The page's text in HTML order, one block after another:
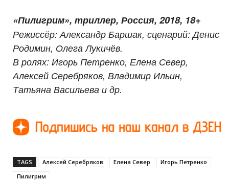
«Пилигрим», триллер, Россия, 2018, 18+
Режиссёр: Александр Баршак, сценарий: Денис
Родимин, Олега Лукичёв.
В ролях: Игорь Петренко, Елена Север,
Алексей Серебряков, Владимир Ильин,
Татьяна Васильева и др.
TAGS Алексей Серебряков Елена Север
Игорь Петренко
Пилигрим